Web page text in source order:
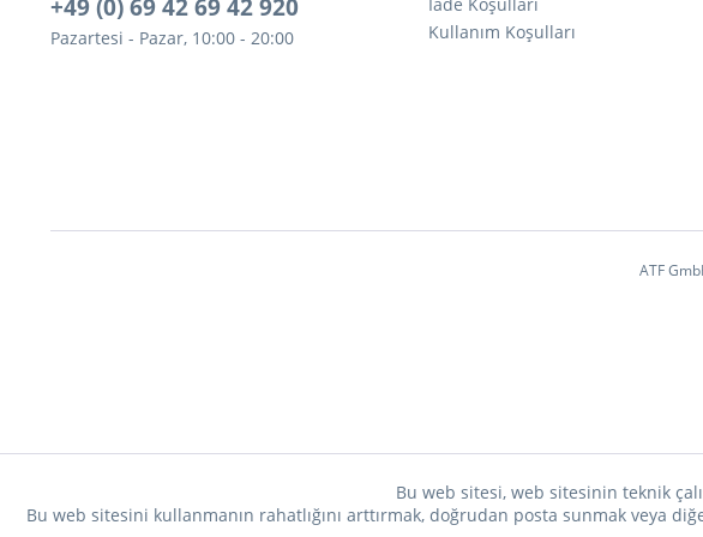
+49 (0) 69 42 69 42 920
Pazartesi - Pazar, 10:00 - 20:00
Kullanım Koşulları
ATF
Bu web sitesi, web sitesinin teknik
Bu web sitesini kullanmanın rahatlığını arttırmak, doğrudan posta sunmak veya